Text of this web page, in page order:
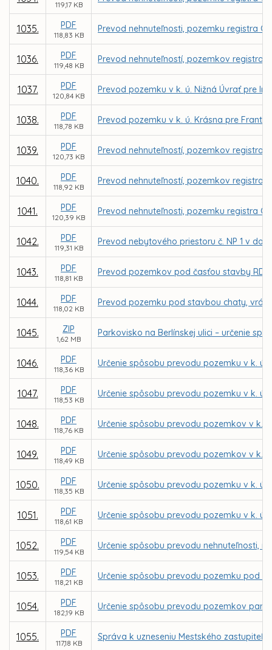
119,17 KB
1035. PDF
118,83 KB
Prevod nehnuteľnosti, pozemku registra
1036. PDF
119,48 KB
Prevod nehnuteľností, pozemkov registra
1037. PDF
120,84 KB
Prevod pozemku v k. ú. Nižná Úvrať pre
1038. PDF
118,78 KB
Prevod pozemku v k. ú. Krásna pre
1039. PDF
120,73 KB
Prevod nehnuteľností, pozemkov registra
1040. PDF
118,92 KB
Prevod nehnuteľností, pozemkov registra
1041. PDF
120,39 KB
Prevod nehnuteľnosti, pozemku registra
1042. PDF
119,31 KB
Prevod nebytového priestoru č. NP 1 v
1043. PDF
118,81 KB
Prevod pozemkov pod časťou stavby RD
1044. PDF
118,02 KB
Prevod pozemku pod stavbou chaty,
1045. ZIP
1,62 MB
Parkovisko na Berlínskej ulici – určenie
1046. PDF
118,36 KB
Určenie spôsobu prevodu pozemku v k. ú.
1047. PDF
118,53 KB
Určenie spôsobu prevodu pozemku v k.
1048. PDF
118,76 KB
Určenie spôsobu prevodu pozemkov v k.
1049. PDF
118,49 KB
Určenie spôsobu prevodu pozemkov v k.
1050. PDF
118,35 KB
Určenie spôsobu prevodu pozemku v k. ú.
1051. PDF
118,61 KB
Určenie spôsobu prevodu pozemku v k.
1052. PDF
119,54 KB
Určenie spôsobu prevodu nehnuteľnosti,
1053. PDF
118,21 KB
Určenie spôsobu prevodu pozemku pod
1054. PDF
182,19 KB
Určenie spôsobu prevodu pozemkov parc.
1055. PDF
117,18 KB
Správa k uzneseniu Mestského